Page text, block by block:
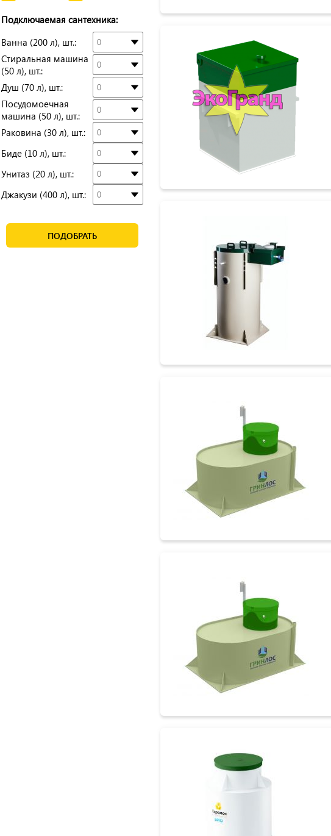
Подключаемая сантехника:
Ванна (200 л), шт.:
Стиральная машина
(50 л), шт.:
Душ (70 л), шт.:
Посудомоечная
машина (50 л), шт.:
Раковина (30 л), шт.:
Биде (10 л), шт.:
Унитаз (20 л), шт.:
Джакузи (400 л), шт.:
ПОДОБРАТЬ